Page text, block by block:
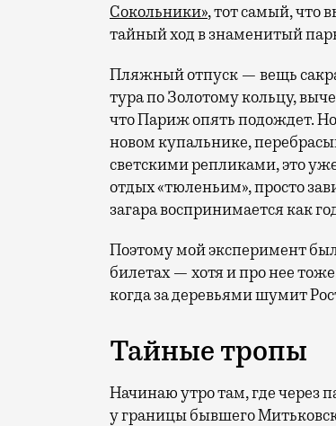
Сокольники», тот самый, что
тайный ход в знаменитый
Пляжный отпуск — вещь
тура по Золотому кольцу,
что Париж опять подождет.
новом купальнике,
светскими репликами, это
отдых «тюленьим», просто
загара воспринимается как
Поэтому мой эксперимент
билетах — хотя и про нее
когда за деревьями шумит
Тайные тропы
Начинаю утро там, где через
у границы бывшего